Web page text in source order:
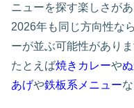
ニューを探す楽しさがあ
2026年も同じ方向性な
ーが並ぶ可能性がありま
たとえば焼きカレーや
あげや鉄板系メニュー